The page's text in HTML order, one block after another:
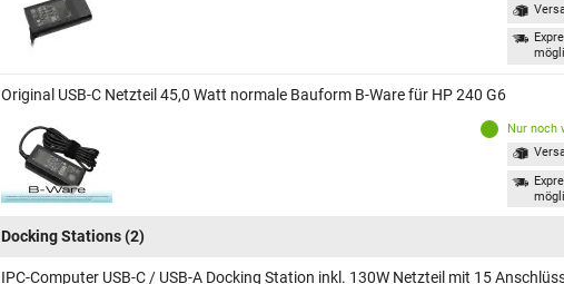
Original USB-C Netzteil 45,0 Watt normale Bauform B-Ware für HP 240 G6
Nur noch
Docking Stations(2)
IPC-Computer USB-C / USB-A Docking Station inkl. 130W Netzteil mit 15